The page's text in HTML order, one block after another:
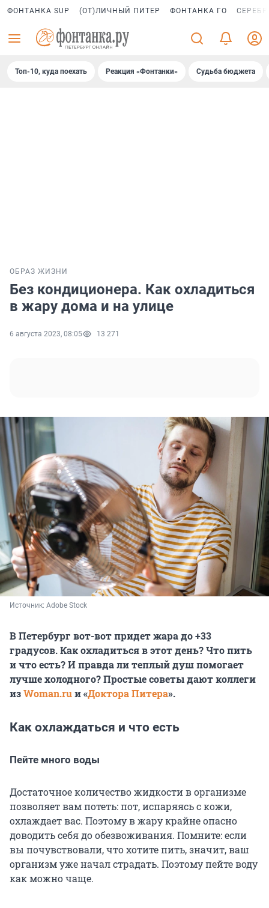
ФОНТАНКА SUP (ОТ)ЛИЧНЫЙ ПИТЕР ФОНТАНКА ГО
Топ-10, куда поехать Реакция «Фонтанки» Судьба бюджета
ОБРАЗ ЖИЗНИ
Без кондиционера. Как охладиться
в жару дома и на улице
6 августа 2023, 08:05 13 271
Источник: Adobe Stock
В Петербург вот-вот придет жара до +33
градусов. Как охладиться в этот день? Что пить
и что есть? И правда ли теплый душ помогает
лучше холодного? Простые советы дают коллеги
изWoman.ruи «Доктора Питера».
Как охлаждаться и что есть
Пейте много воды
Достаточное количество жидкости в организме
позволяет вам потеть: пот, испаряясь с кожи,
охлаждает вас. Поэтому в жару крайне опасно
доводить себя до обезвоживания. Помните: если
вы почувствовали, что хотите пить, значит, ваш
организм уже начал страдать. Поэтому пейте воду
как можно чаще.